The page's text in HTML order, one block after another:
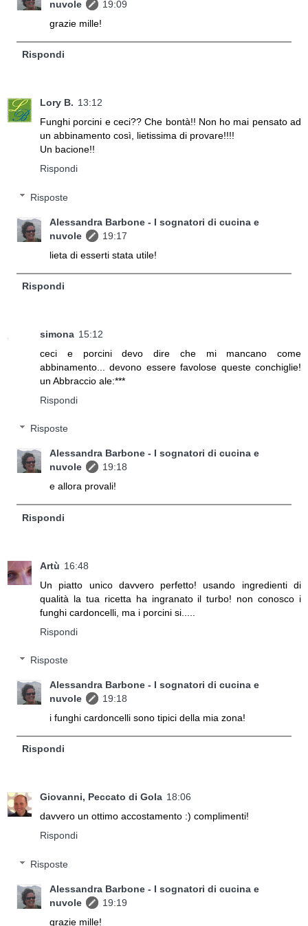
nuvole
19:09
grazie mille!
Rispondi
Lory B. 13:12
Funghi porcini e ceci?? Che bontà!! Non ho mai pensato ad
un abbinamento così, lietissima di provare!!!!
Un bacione!!
Rispondi
Risposte
Alessandra Barbone - I sognatori di cucina e
nuvole
19:17
lieta di esserti stata utile!
Rispondi
simona 15:12
ceci e porcini devo dire che mi mancano come
abbinamento... devono essere favolose queste conchiglie!
un Abbraccio ale:***
Rispondi
Risposte
Alessandra Barbone - I sognatori di cucina e
nuvole
19:18
e allora provali!
Rispondi
Artù 16:48
Un piatto unico davvero perfetto! usando ingredienti di
qualità la tua ricetta ha ingranato il turbo! non conosco i
funghi cardoncelli, ma i porcini si.....
Rispondi
Risposte
Alessandra Barbone - I sognatori di cucina e
nuvole
19:18
i funghi cardoncelli sono tipici della mia zona!
Rispondi
Giovanni, Peccato di Gola 18:06
davvero un ottimo accostamento :) complimenti!
Rispondi
Risposte
Alessandra Barbone - I sognatori di cucina e
nuvole
19:19
grazie mille!